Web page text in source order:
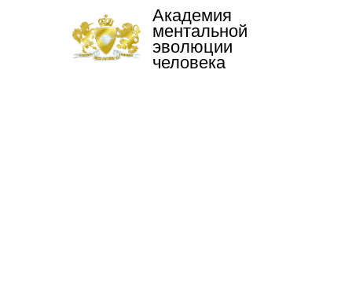
Академия
ментальной
эволюции
человека